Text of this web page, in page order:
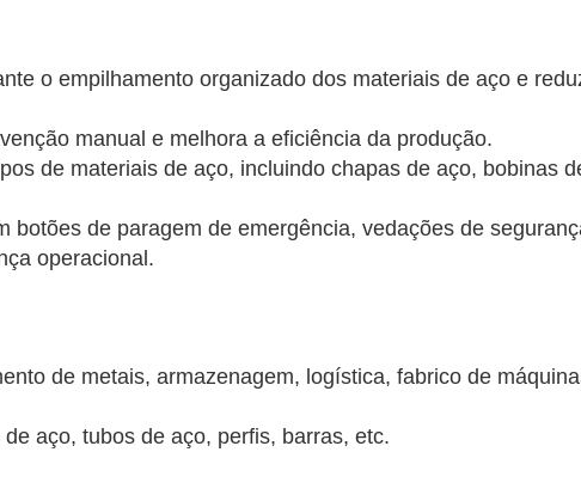
o empilhamento organizado dos materiais de aço e
manual e melhora a eficiência da produção.
de materiais de aço, incluindo chapas de aço, bobinas
botões de paragem de emergência, vedações de
operacional.
de metais, armazenagem, logística, fabrico de
aço, tubos de aço, perfis, barras, etc.